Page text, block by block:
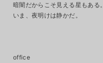
暗闇だからこそ見える星もある。
いま、夜明けは静かだ。
office